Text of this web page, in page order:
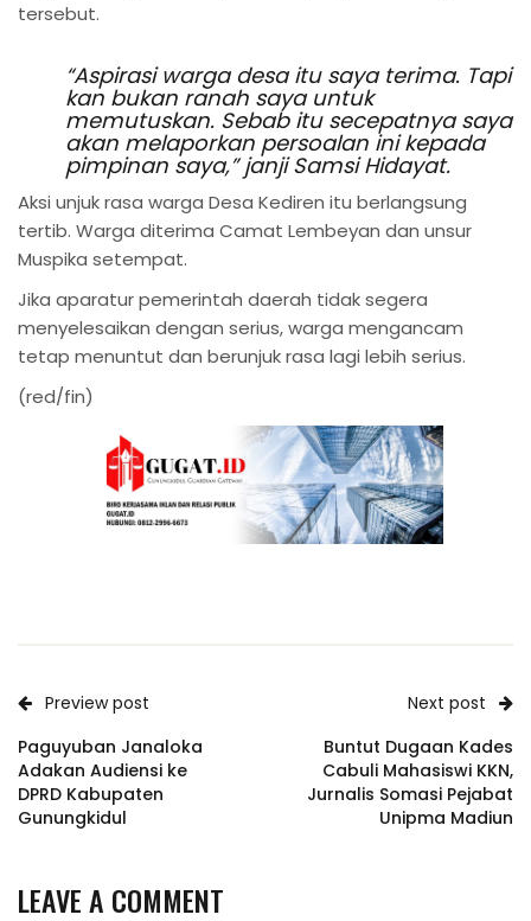
tersebut.
“Aspirasi warga desa itu saya terima. Tapi
kan bukan ranah saya untuk
memutuskan. Sebab itu secepatnya saya
akan melaporkan persoalan ini kepada
pimpinan saya,” janji Samsi Hidayat.
Aksi unjuk rasa warga Desa Kediren itu berlangsung
tertib. Warga diterima Camat Lembeyan dan unsur
Muspika setempat.
Jika aparatur pemerintah daerah tidak segera
menyelesaikan dengan serius, warga mengancam
tetap menuntut dan berunjuk rasa lagi lebih serius.
(red/fin)
Preview post
Paguyuban Janaloka
Adakan Audiensi ke
DPRD Kabupaten
Gunungkidul
Next post
Buntut Dugaan Kades
Cabuli Mahasiswi KKN,
Jurnalis Somasi Pejabat
Unipma Madiun
LEAVE A COMMENT